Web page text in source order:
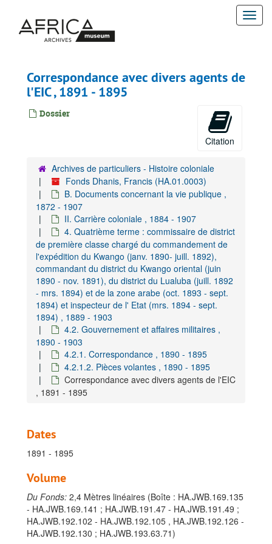
contenu
Correspondance avec divers agents de
l'EIC , 1891 - 1895
Dossier
Citation
Archives de particuliers - Histoire coloniale
Fonds Dhanis, Francis (HA.01.0003)
B. Documents concernant la vie publique ,
1872 - 1907
II. Carrière coloniale , 1884 - 1907
4. Quatrième terme : commissaire de district
de première classe chargé du commandement de
l'expédition du Kwango (janv. 1890- juill. 1892),
commandant du district du Kwango oriental (juin
1890 - nov. 1891), du district du Lualuba (juill. 1892
- mrs. 1894) et de la zone arabe (oct. 1893 - sept.
1894) et inspecteur de l' Etat (mrs. 1894 - sept.
1894) , 1889 - 1903
4.2. Gouvernement et affaires militaires ,
1890 - 1903
4.2.1. Correspondance , 1890 - 1895
4.2.1.2. Pièces volantes , 1890 - 1895
Correspondance avec divers agents de l'EIC
, 1891 - 1895
Dates
1891 - 1895
Volume
Du Fonds: 2,4 Mètres linéaires (Boîte : HA.JWB.169.135
- HA.JWB.169.141 ; HA.JWB.191.47 - HA.JWB.191.49 ;
HA.JWB.192.102 - HA.JWB.192.105 , HA.JWB.192.126 -
HA.JWB.192.130 ; HA.JWB.193.63.71)